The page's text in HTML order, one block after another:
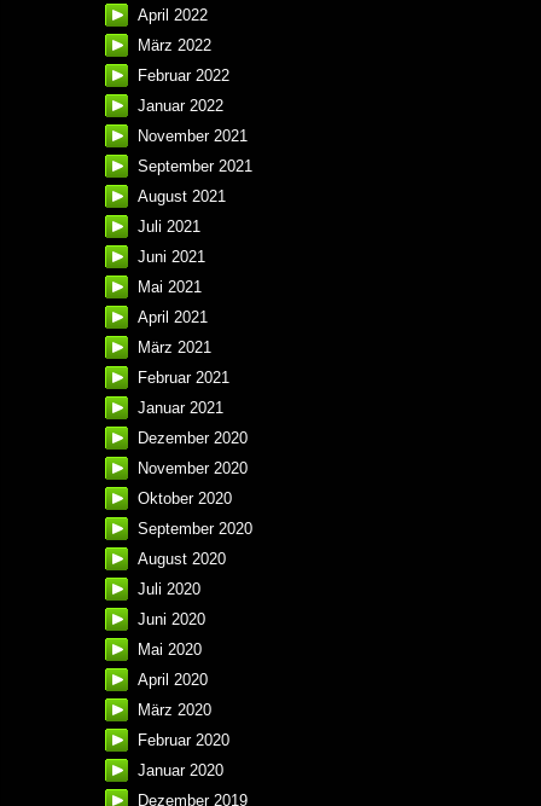
April 2022
März 2022
Februar 2022
Januar 2022
November 2021
September 2021
August 2021
Juli 2021
Juni 2021
Mai 2021
April 2021
März 2021
Februar 2021
Januar 2021
Dezember 2020
November 2020
Oktober 2020
September 2020
August 2020
Juli 2020
Juni 2020
Mai 2020
April 2020
März 2020
Februar 2020
Januar 2020
Dezember 2019